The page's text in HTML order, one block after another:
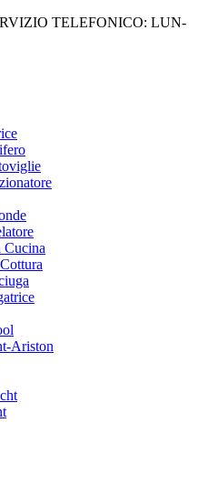
TELEFONICO: LUN-
Cucina
Ariston